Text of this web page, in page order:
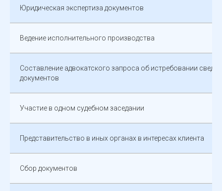
Юридическая экспертиза документов
Ведение исполнительного производства
Составление адвокатского запроса об истребовании
документов
Участие в одном судебном заседании
Представительство в иных органах в интересах клиента
Сбор документов